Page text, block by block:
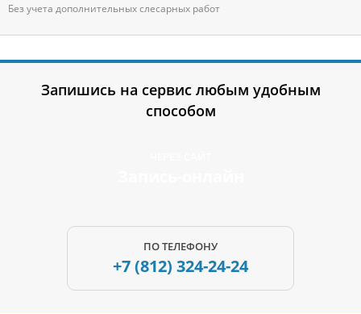
Без учета дополнительных слесарных работ
Запишись на сервис любым удобным
способом
ПО ТЕЛЕФОНУ
+7 (812) 324-24-24